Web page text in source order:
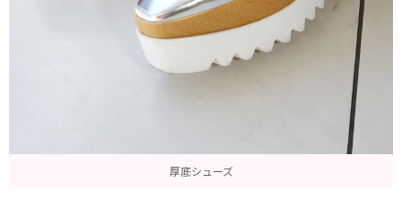
厚底シューズ